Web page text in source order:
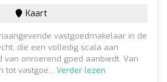
Kaart
vastgoedmakelaar in de
die een volledig scala aan
van onroerend goed aanbiedt. Van
tot vastgoe... Verder lezen